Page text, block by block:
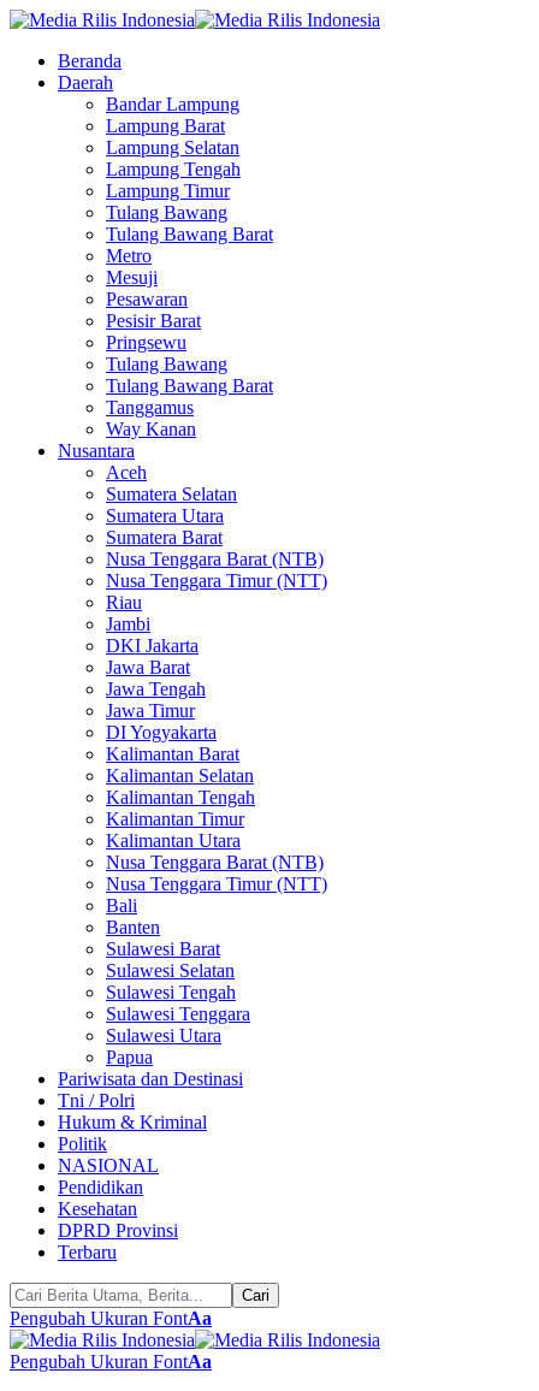
Beranda
Daerah
Bandar Lampung
Lampung Barat
Lampung Selatan
Lampung Tengah
Lampung Timur
Tulang Bawang
Tulang Bawang Barat
Metro
Mesuji
Pesawaran
Pesisir Barat
Pringsewu
Tulang Bawang
Tulang Bawang Barat
Tanggamus
Way Kanan
Nusantara
Aceh
Sumatera Selatan
Sumatera Utara
Sumatera Barat
Nusa Tenggara Barat (NTB)
Nusa Tenggara Timur (NTT)
Riau
Jambi
DKI Jakarta
Jawa Barat
Jawa Tengah
Jawa Timur
DI Yogyakarta
Kalimantan Barat
Kalimantan Selatan
Kalimantan Tengah
Kalimantan Timur
Kalimantan Utara
Nusa Tenggara Barat (NTB)
Nusa Tenggara Timur (NTT)
Bali
Banten
Sulawesi Barat
Sulawesi Selatan
Sulawesi Tengah
Sulawesi Tenggara
Sulawesi Utara
Papua
Pariwisata dan Destinasi
Tni / Polri
Hukum & Kriminal
Politik
NASIONAL
Pendidikan
Kesehatan
DPRD Provinsi
Terbaru
Pengubah Ukuran FontAa
Pengubah Ukuran FontAa